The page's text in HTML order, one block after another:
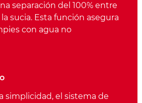
separación del 100% entre
sucia. Esta función asegura
con agua no
simplicidad, el sistema de